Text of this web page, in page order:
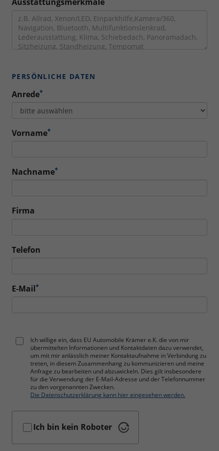
PERSÖNLICHE DATEN
Anrede*
Vorname*
Nachname*
Firma
Telefon
E-Mail*
Ich willige ein, dass EU Automobile Krämer e.K. die von mir
übermittelten Informationen und Kontaktdaten dazu verwendet,
um mit mir anlässlich meiner Kontaktaufnahme in Verbindung zu
treten, in diesem Zusammenhang zu kommunizieren und meine
Anfrage zu bearbeiten und abzuwickeln. Dies gilt insbesondere
für die Verwendung der E-Mail-Adresse und der Telefonnummer
zu den vorgenannten Zwecken.
Die Datenschutzerklärung kann hier eingesehen werden.
Ich bin kein Roboter